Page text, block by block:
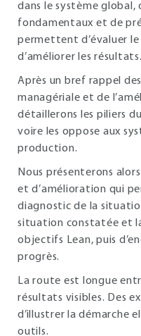
dans le système global,
fondamentaux et de
permettent d’évaluer
d’améliorer les résultats.
Après un bref rappel
managériale et de
détaillerons les piliers
voire les oppose aux
production.
Nous présenterons
et d’amélioration qui
diagnostic de la
situation constatée et
objectifs Lean, puis
progrès.
La route est longue
résultats visibles. Des
d’illustrer la démarche
outils.